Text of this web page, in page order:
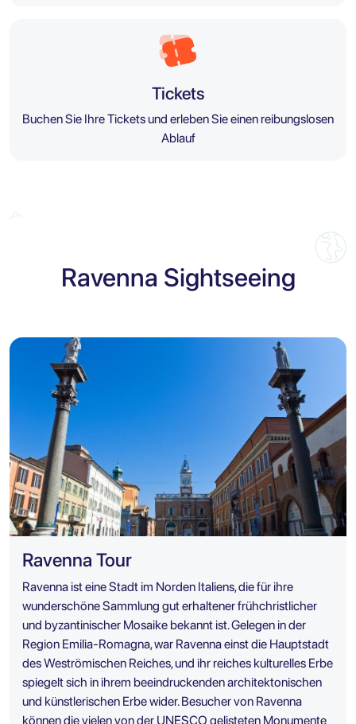
Tickets
Buchen Sie Ihre Tickets und erleben Sie einen reibungslosen
Ablauf
Ravenna Sightseeing
Ravenna Tour
Ravenna ist eine Stadt im Norden Italiens, die für ihre
wunderschöne Sammlung gut erhaltener frühchristlicher
und byzantinischer Mosaike bekannt ist. Gelegen in der
Region Emilia-Romagna, war Ravenna einst die Hauptstadt
des Weströmischen Reiches, und ihr reiches kulturelles Erbe
spiegelt sich in ihrem beeindruckenden architektonischen
und künstlerischen Erbe wider. Besucher von Ravenna
können die vielen von der UNESCO gelisteten Monumente